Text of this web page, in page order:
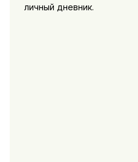
личный дневник.